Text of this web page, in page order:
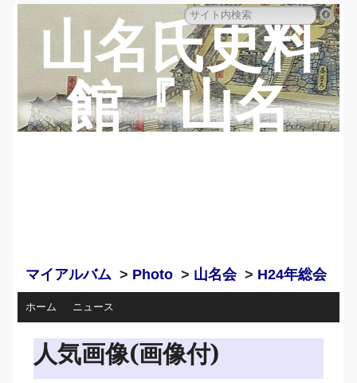
山名氏史料
館『山名
マイアルバム > Photo > 山名会> H24年総会
ホーム ニュース
人気画像(画像付)